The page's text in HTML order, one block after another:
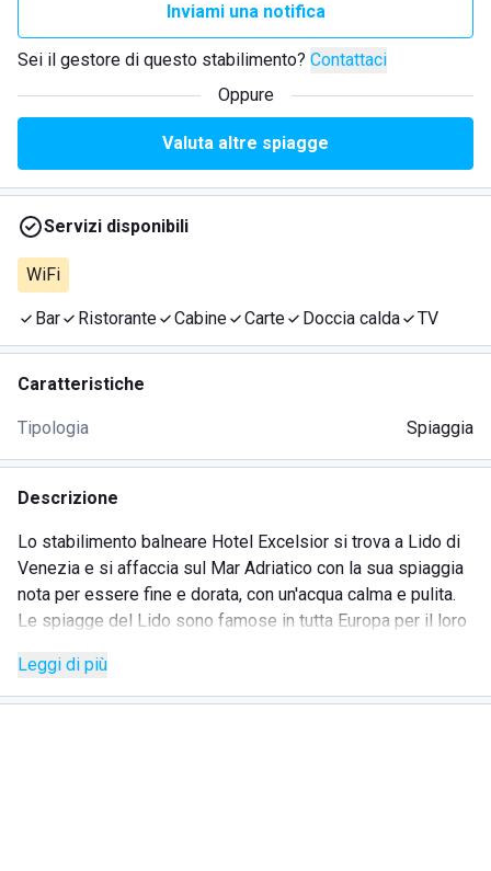
Inviami una notifica
Sei il gestore di questo stabilimento? Contattaci
Oppure
Valuta altre spiagge
Servizi disponibili
WiFi
Bar Ristorante Cabine Carte Doccia calda TV
Caratteristiche
Tipologia Spiaggia
Descrizione
Lo stabilimento balneare Hotel Excelsior si trova a Lido di
Venezia e si affaccia sul Mar Adriatico con la sua spiaggia
nota per essere fine e dorata, con un'acqua calma e pulita.
Le spiagge del Lido sono famose in tutta Europa per il loro
sovraffollamento garantendo la giusta tranquillità ad ogni
ospite.
Leggi di più